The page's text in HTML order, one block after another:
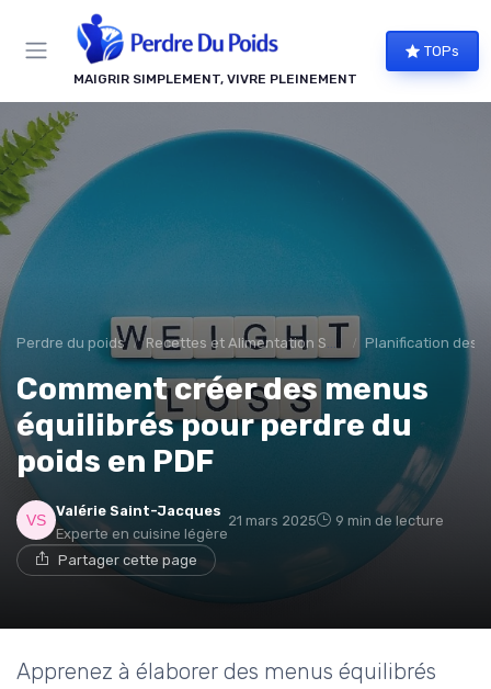
MAIGRIR SIMPLEMENT, VIVRE PLEINEMENT
TOPs
Perdre du poids Recettes et Alimentation Saine Planification des
Comment créer des menus
équilibrés pour perdre du
poids en PDF
Valérie Saint-Jacques
Experte en cuisine légère
21 mars 2025 9 min de lecture
Partager cette page
Apprenez à élaborer des menus équilibrés
Panneau de gestion des cookies